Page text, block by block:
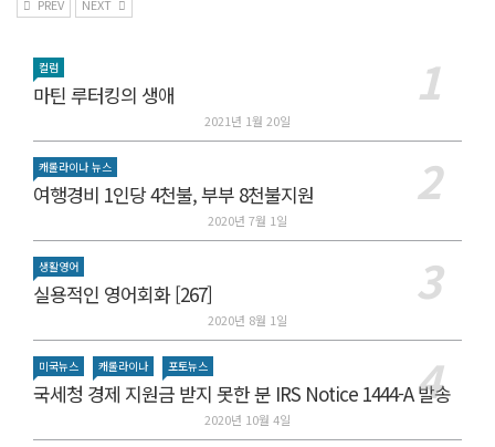
PREV NEXT
컬럼
마틴 루터킹의 생애
2021년 1월 20일
캐롤라이나 뉴스
여행경비 1인당 4천불, 부부 8천불지원
2020년 7월 1일
생활영어
실용적인 영어회화 [267]
2020년 8월 1일
미국뉴스 캐롤라이나 포토뉴스
국세청 경제 지원금 받지 못한 분 IRS Notice 1444-A 발송
2020년 10월 4일